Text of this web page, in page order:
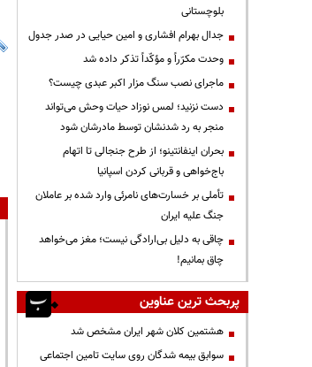
بلوچستانی
جدال بهرام افشاری و امین حیایی در صدر جدول
وحدت مکرّراً و مؤکّداً تذکر داده شد
ماجرای نصب سنگ مزار اکبر عبدی چیست؟
دست نزنید؛ لمس نوزاد حیات وحش می‌تواند
منجر به رد شدنشان توسط مادرشان شود
بحران اینفانتینو؛ از طرح جنجالی تا اتهام
باج‌خواهی و قربانی کردن اسپانیا
تأملی بر خسارت‌های نامرئی وارد شده بر عاملان
جنگ علیه ایران
چاقی به دلیل بی‌ارادگی نیست؛ مغز می‌خواهد
چاق بمانیم!
پربحث ترین عناوین
هشتمین کلان شهر ایران مشخص شد
سوابق بیمه شدگان روی سایت تامین اجتماعی